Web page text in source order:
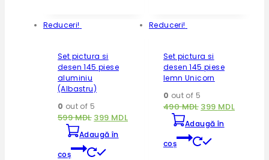
Reduceri!
Set pictura si
desen 145 piese
aluminiu
(Albastru)
0 out of 5
599MDL 399 MDL
Adaugă în
coș
Reduceri!
Set pictura si
desen 145 piese
lemn Unicorn
0 out of 5
490MDL 399 MDL
Adaugă în
coș